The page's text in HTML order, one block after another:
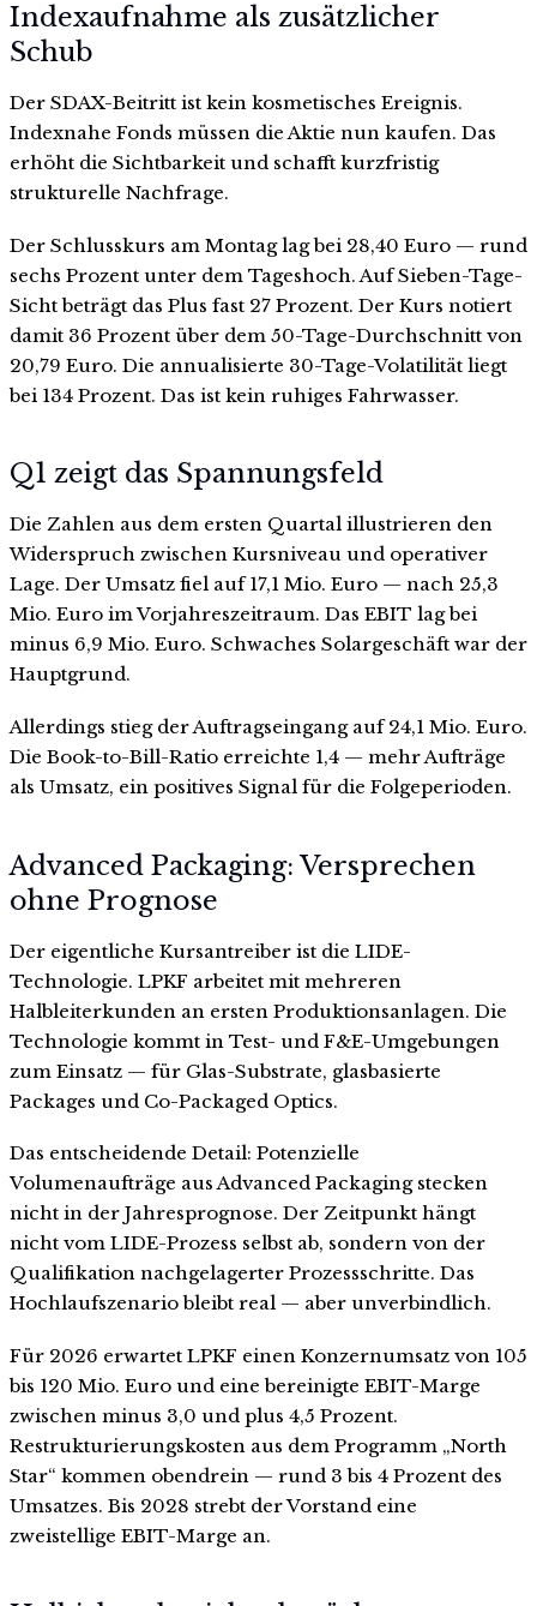
Indexaufnahme als zusätzlicher
Schub
Der SDAX-Beitritt ist kein kosmetisches Ereignis.
Indexnahe Fonds müssen die Aktie nun kaufen. Das
erhöht die Sichtbarkeit und schafft kurzfristig
strukturelle Nachfrage.
Der Schlusskurs am Montag lag bei 28,40 Euro — rund
sechs Prozent unter dem Tageshoch. Auf Sieben-Tage-
Sicht beträgt das Plus fast 27 Prozent. Der Kurs notiert
damit 36 Prozent über dem 50-Tage-Durchschnitt von
20,79 Euro. Die annualisierte 30-Tage-Volatilität liegt
bei 134 Prozent. Das ist kein ruhiges Fahrwasser.
Q1 zeigt das Spannungsfeld
Die Zahlen aus dem ersten Quartal illustrieren den
Widerspruch zwischen Kursniveau und operativer
Lage. Der Umsatz fiel auf 17,1 Mio. Euro — nach 25,3
Mio. Euro im Vorjahreszeitraum. Das EBIT lag bei
minus 6,9 Mio. Euro. Schwaches Solargeschäft war der
Hauptgrund.
Allerdings stieg der Auftragseingang auf 24,1 Mio. Euro.
Die Book-to-Bill-Ratio erreichte 1,4 — mehr Aufträge
als Umsatz, ein positives Signal für die Folgeperioden.
Advanced Packaging: Versprechen
ohne Prognose
Der eigentliche Kursantreiber ist die LIDE-
Technologie. LPKF arbeitet mit mehreren
Halbleiterkunden an ersten Produktionsanlagen. Die
Technologie kommt in Test- und F&E-Umgebungen
zum Einsatz — für Glas-Substrate, glasbasierte
Packages und Co-Packaged Optics.
Das entscheidende Detail: Potenzielle
Volumenaufträge aus Advanced Packaging stecken
nicht in der Jahresprognose. Der Zeitpunkt hängt
nicht vom LIDE-Prozess selbst ab, sondern von der
Qualifikation nachgelagerter Prozessschritte. Das
Hochlaufszenario bleibt real — aber unverbindlich.
Für 2026 erwartet LPKF einen Konzernumsatz von 105
bis 120 Mio. Euro und eine bereinigte EBIT-Marge
zwischen minus 3,0 und plus 4,5 Prozent.
Restrukturierungskosten aus dem Programm „North
Star“ kommen obendrein — rund 3 bis 4 Prozent des
Umsatzes. Bis 2028 strebt der Vorstand eine
zweistellige EBIT-Marge an.